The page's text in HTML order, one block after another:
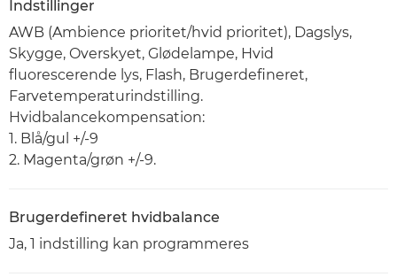
Indstillinger
AWB (Ambience prioritet/hvid prioritet), Dagslys,
Skygge, Overskyet, Glødelampe, Hvid
fluorescerende lys, Flash, Brugerdefineret,
Farvetemperaturindstilling.
Hvidbalancekompensation:
1. Blå/gul +/-9
2. Magenta/grøn +/-9.
Brugerdefineret hvidbalance
Ja, 1 indstilling kan programmeres